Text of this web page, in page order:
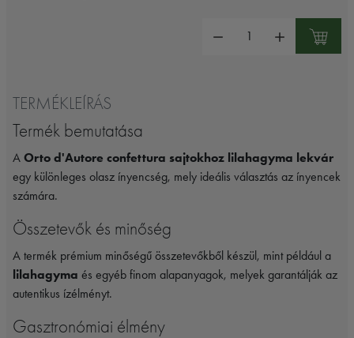
TERMÉKLEÍRÁS
Termék bemutatása
A Orto d'Autore confettura sajtokhoz lilahagyma lekvár
egy különleges olasz ínyencség, mely ideális választás az ínyencek
számára.
Összetevők és minőség
A termék prémium minőségű összetevőkből készül, mint például a
lilahagyma és egyéb finom alapanyagok, melyek garantálják az
autentikus ízélményt.
Gasztronómiai élmény